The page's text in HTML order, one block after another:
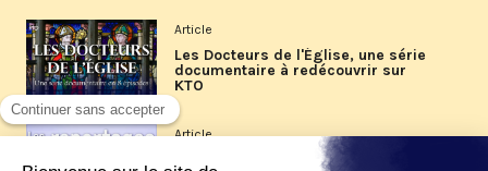
Article
Les Docteurs de l'Église, une série
documentaire à redécouvrir sur
KTO
Article
Les reportages d'été 2026 de KTO